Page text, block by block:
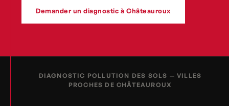
Demander un diagnostic à Châteauroux
DIAGNOSTIC POLLUTION DES SOLS — VILLES
PROCHES DE CHÂTEAUROUX